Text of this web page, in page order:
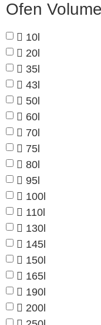
Ofen
10l
20l
35l
43l
50l
60l
70l
75l
80l
95l
100l
110l
130l
145l
150l
165l
190l
200l